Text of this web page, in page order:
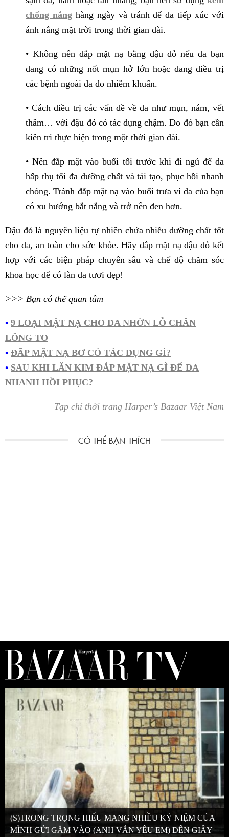
chống nắnghàng ngày và tránh để da tiếp xúc với
ánh nắng mặt trời trong thời gian dài.
• Không nên đắp mặt nạ bằng đậu đỏ nếu da bạn
đang có những nốt mụn hở lớn hoặc đang điều trị
các bệnh ngoài da do nhiễm khuẩn.
• Cách điều trị các vấn đề về da như mụn, nám, vết
thâm… với đậu đỏ có tác dụng chậm. Do đó bạn cần
kiên trì thực hiện trong một thời gian dài.
• Nên đắp mặt vào buổi tối trước khi đi ngủ để da
hấp thụ tối đa dưỡng chất và tái tạo, phục hồi nhanh
chóng. Tránh đắp mặt nạ vào buổi trưa vì da của bạn
có xu hướng bắt nắng và trở nên đen hơn.
Đậu đỏ là nguyên liệu tự nhiên chứa nhiều dưỡng chất tốt
cho da, an toàn cho sức khỏe. Hãy đắp mặt nạ đậu đỏ kết
hợp với các biện pháp chuyên sâu và chế độ chăm sóc
khoa học để có làn da tươi đẹp!
>>> Bạn có thể quan tâm
• 9 LOẠI MẶT NẠ CHO DA NHỜN LỖ CHÂN
LÔNG TO
• ĐẮP MẶT NẠ BƠ CÓ TÁC DỤNG GÌ?
• SAU KHI LĂN KIM ĐẮP MẶT NẠ GÌ ĐỂ DA
NHANH HỒI PHỤC?
Tạp chí thời trang Harper’s Bazaar Việt Nam
(S)TRONG TRỌNG HIẾU MANG NHIỀU KỶ NIỆM CỦA
MÌNH GỬI GẮM VÀO (ANH VẪN YÊU EM) ĐẾN GIÂY